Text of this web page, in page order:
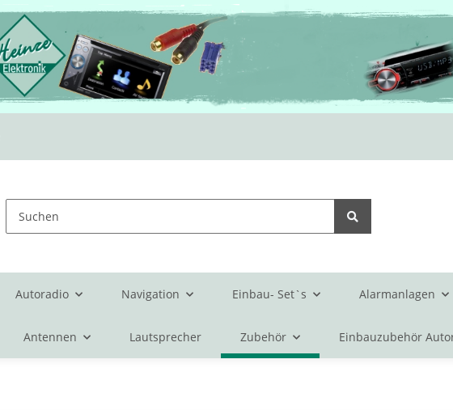
Autoradio Navigation Einbau- Set`s Alarmanlagen
Antennen Lautsprecher Zubehör Einbauzubehör